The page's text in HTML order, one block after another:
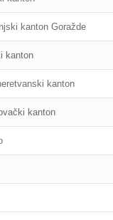
kanton Goražde
kanton
kanton
kanton